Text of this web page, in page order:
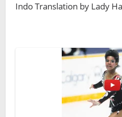
Indo Translation by Lady